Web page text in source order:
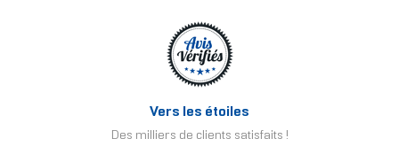
Vers les étoiles
Des milliers de clients satisfaits !